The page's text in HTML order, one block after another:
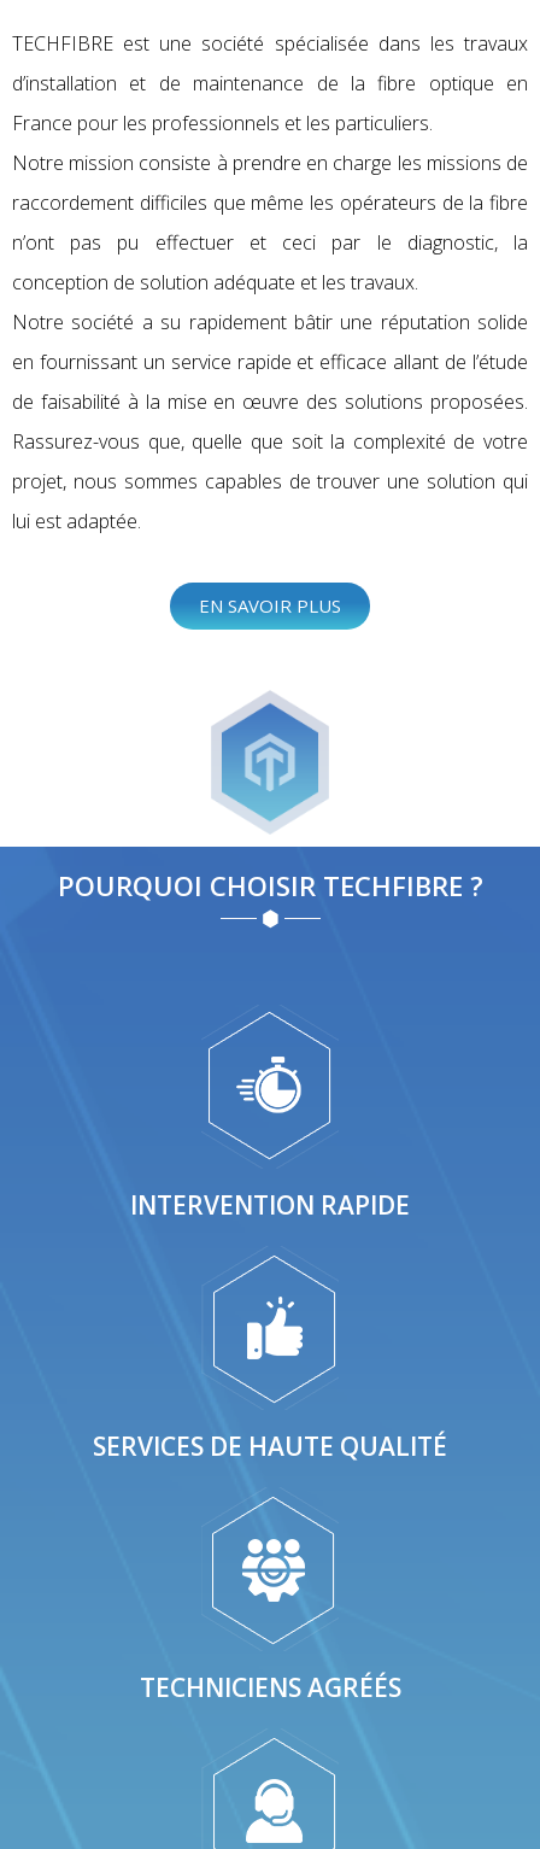
TECHFIBRE est une société spécialisée dans les travaux
d’installation et de maintenance de la fibre optique en
France pour les professionnels et les particuliers.
Notre mission consiste à prendre en charge les missions de
raccordement difficiles que même les opérateurs de la fibre
n’ont pas pu effectuer et ceci par le diagnostic, la
conception de solution adéquate et les travaux.
Notre société a su rapidement bâtir une réputation solide
en fournissant un service rapide et efficace allant de l’étude
de faisabilité à la mise en œuvre des solutions proposées.
Rassurez-vous que, quelle que soit la complexité de votre
projet, nous sommes capables de trouver une solution qui
lui est adaptée.
EN SAVOIR PLUS
POURQUOI CHOISIR TECHFIBRE ?
INTERVENTION RAPIDE
SERVICES DE HAUTE QUALITÉ
TECHNICIENS AGRÉÉS